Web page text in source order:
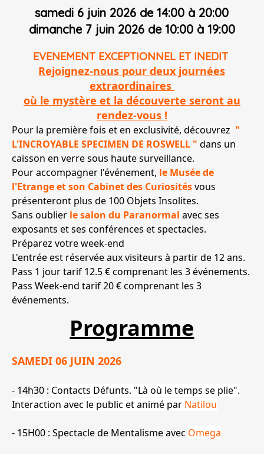
samedi 6 juin 2026 de 14:00 à 20:00
dimanche 7 juin 2026 de 10:00 à 19:00
EVENEMENT EXCEPTIONNEL ET INEDIT
Rejoignez-nous pour deux journées
extraordinaires
où le mystère et la découverte seront au
rendez-vous !
Pour la première fois et en exclusivité, découvrez "
L'INCROYABLE SPECIMEN DE ROSWELL " dans un
caisson en verre sous haute surveillance.
Pour accompagner l'événement, le Musée de
l'Etrange et son Cabinet des Curiositésvous
présenteront plus de 100 Objets Insolites.
Sans oublier le salon du Paranormal avec ses
exposants et ses conférences et spectacles.
Préparez votre week-end
L'entrée est réservée aux visiteurs à partir de 12 ans.
Pass 1 jour tarif 12.5 € comprenant les 3 événements.
Pass Week-end tarif 20 € comprenant les 3
événements.
Programme
SAMEDI 06 JUIN 2026
- 14h30 : Contacts Défunts. "Là où le temps se plie".
Interaction avec le public et animé par Natilou
- 15H00 : Spectacle de Mentalisme avec Omega